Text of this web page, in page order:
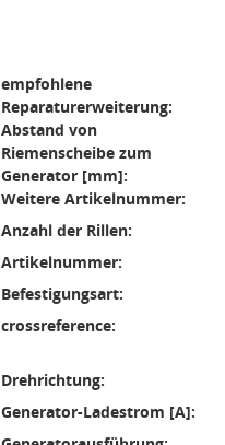
empfohlene
Reparaturerweiterung:
Abstand von
Riemenscheibe zum
Generator [mm]:
Weitere Artikelnummer:
Anzahl der Rillen:
Artikelnummer:
Befestigungsart:
crossreference:
Drehrichtung:
Generator-Ladestrom [A]: